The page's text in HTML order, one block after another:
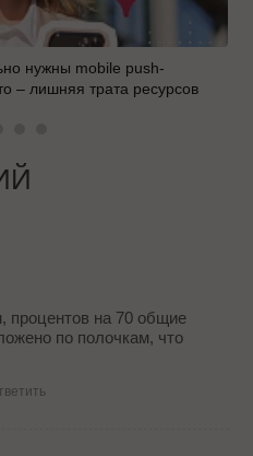
нужны mobile push-
– лишняя трата ресурсов
процентов на 70 общие
по полочкам, что